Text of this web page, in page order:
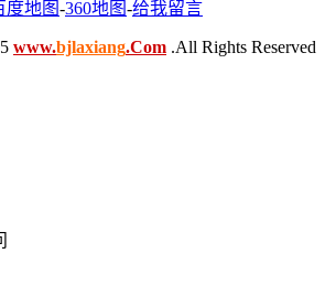
度地图-360地图-给我留言
www.bjlaxiang.Com .All Rights Reserved